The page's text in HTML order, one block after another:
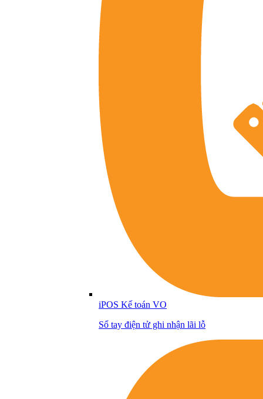
iPOS Kế toán VO
Sổ tay điện tử ghi nhận lãi lỗ